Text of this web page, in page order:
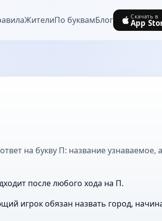
ЖителиПо буквамБлог Скачать в
App
на букву П: название узнаваемое,
после любого хода на П.
игрок обязан назвать город,